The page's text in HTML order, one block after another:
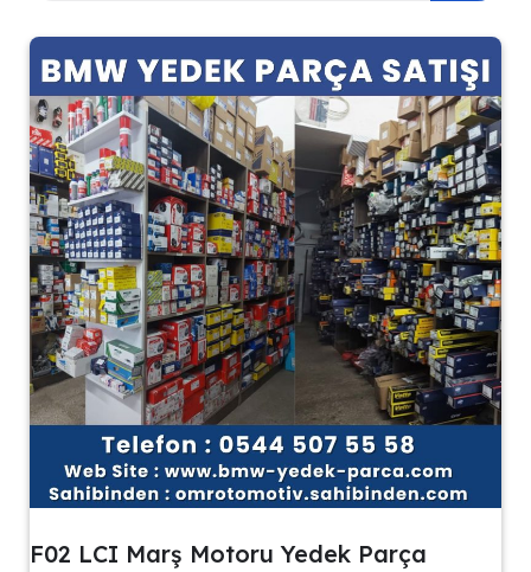
F02 LCI Marş Motoru Yedek Parça